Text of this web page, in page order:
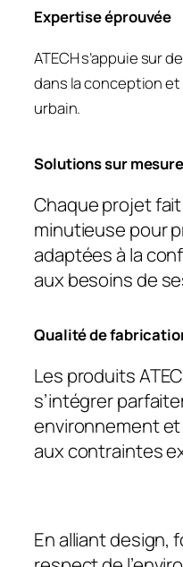
Expertise éprouvée
ATECH s’appuie sur
dans la conception
urbain.
Solutions sur mesure
Chaque projet fait
minutieuse pour
adaptées à la
aux besoins de
Qualité de
Les produits
s’intégrer
environnement et
aux contraintes
En alliant design,